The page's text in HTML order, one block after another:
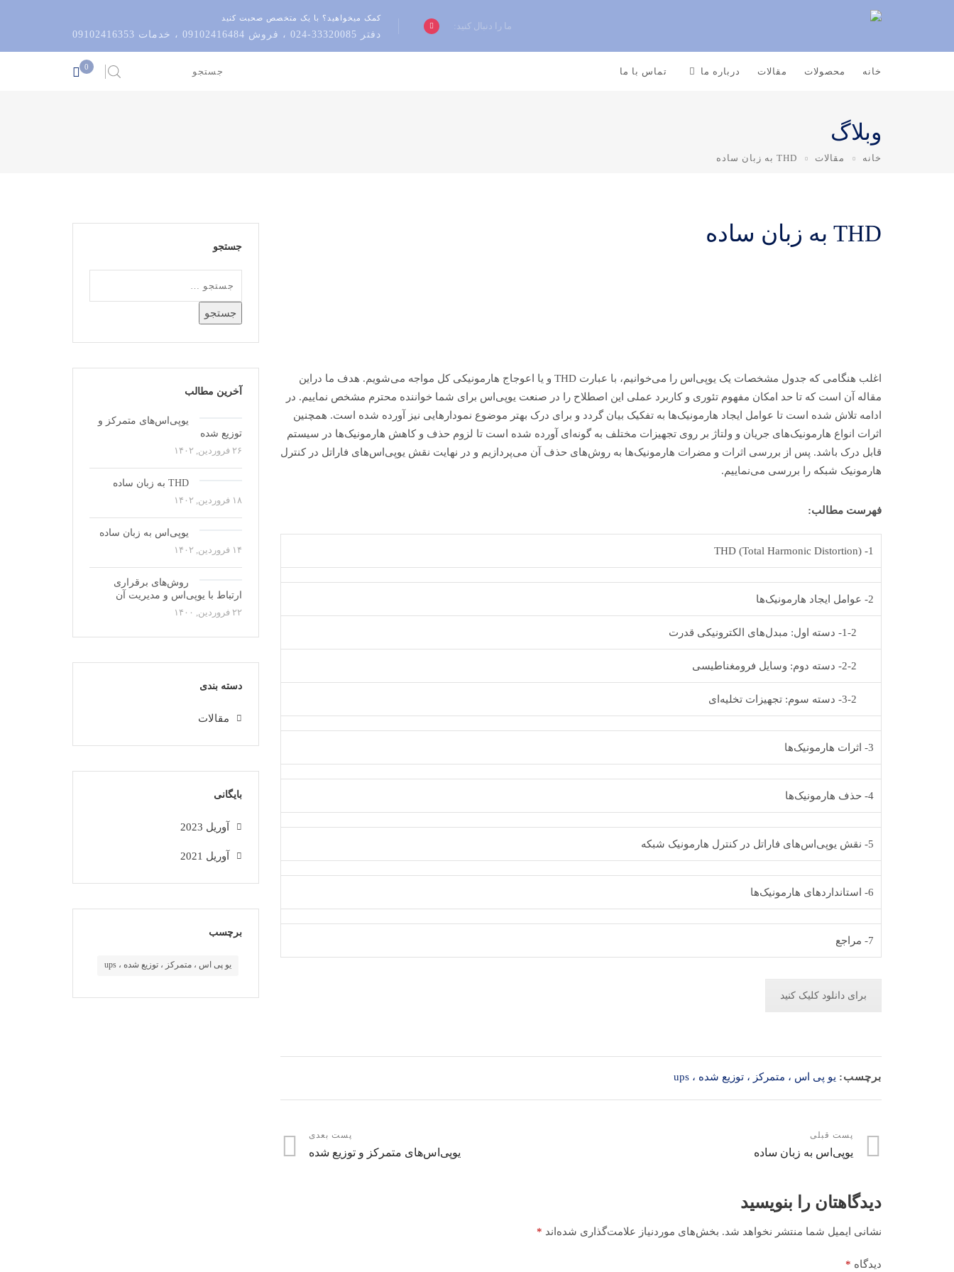
کمک میخواهید؟ با یک متخصص صحبت کنید
دفتر 33320085-024 ، فروش 09102416484 ، خدمات 09102416353
ما را دنبال کنید:
0 خانه محصولات مقالات درباره ما تماس با ما
وبلاگ
خانه مقالات THD به زبان ساده
THD به زبان ساده
اغلب هنگامی که جدول مشخصات یک یوپی‌اس را می‌خوانیم، با عبارت THD و یا اعوجاج هارمونیکی کل مواجه می‌شویم. هدف ما دراین
مقاله آن است که تا حد امکان مفهوم تئوری و کاربرد عملی این اصطلاح را در صنعت یوپی‌اس برای شما خواننده محترم مشخص نماییم. در
ادامه تلاش شده است تا عوامل ایجاد هارمونیک‌ها به تفکیک بیان گردد و برای درک بهتر موضوع نمودارهایی نیز آورده شده است. همچنین
اثرات انواع هارمونیک‌های جریان و ولتاژ بر روی تجهیزات مختلف به گونه‌ای آورده شده است تا لزوم حذف و کاهش هارمونیک‌ها در سیستم
قابل درک باشد. پس از بررسی اثرات و مضرات هارمونیک‌ها به روش‌های حذف آن می‌پردازیم و در نهایت نقش یوپی‌اس‌های فاراتل در کنترل
هارمونیک شبکه را بررسی می‌نماییم.
فهرست مطالب:
1-
(Total Harmonic Distortion) THD
2- عوامل ایجاد هارمونیک‌ها
3- اثرات هارمونیک‌ها
4- حذف هارمونیک‌ها
5- نقش یوپی‌اس‌های فاراتل در کنترل هارمونیک شبکه
6- استانداردهای هارمونیک‌ها
7- مراجع
برای دانلود کلیک کنید
برچسب: یو پی اس ، متمرکز ، توزیع شده ، ups
پست قبلی
یوپی‌اس به زبان ساده
پست بعدی
یوپی‌اس‌های متمرکز و توزیع شده
دیدگاهتان را بنویسید
نشانی ایمیل شما منتشر نخواهد شد. بخش‌های موردنیاز علامت‌گذاری شده‌اند *
دیدگاه *
جستجو
آخرین مطالب
یوپی‌اس‌های متمرکز و
توزیع شده
۲۶ فروردین, ۱۴۰۲
THD به زبان ساده
۱۸ فروردین, ۱۴۰۲
یوپی‌اس به زبان ساده
۱۴ فروردین, ۱۴۰۲
روش‌های برقراری
ارتباط با یوپی‌اس و مدیریت آن
۲۲ فروردین, ۱۴۰۰
دسته بندی
مقالات
بایگانی
آوریل 2023
آوریل 2021
برچسب
یو پی اس ، متمرکز ، توزیع شده ، ups